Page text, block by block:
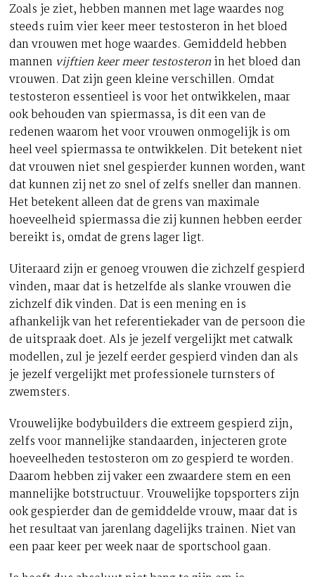
Zoals je ziet, hebben mannen met lage waardes nog
steeds ruim vier keer meer testosteron in het bloed
dan vrouwen met hoge waardes. Gemiddeld hebben
mannen vijftien keer meer testosteron in het bloed dan
vrouwen. Dat zijn geen kleine verschillen. Omdat
testosteron essentieel is voor het ontwikkelen, maar
ook behouden van spiermassa, is dit een van de
redenen waarom het voor vrouwen onmogelijk is om
heel veel spiermassa te ontwikkelen. Dit betekent niet
dat vrouwen niet snel gespierder kunnen worden, want
dat kunnen zij net zo snel of zelfs sneller dan mannen.
Het betekent alleen dat de grens van maximale
hoeveelheid spiermassa die zij kunnen hebben eerder
bereikt is, omdat de grens lager ligt.
Uiteraard zijn er genoeg vrouwen die zichzelf gespierd
vinden, maar dat is hetzelfde als slanke vrouwen die
zichzelf dik vinden. Dat is een mening en is
afhankelijk van het referentiekader van de persoon die
de uitspraak doet. Als je jezelf vergelijkt met catwalk
modellen, zul je jezelf eerder gespierd vinden dan als
je jezelf vergelijkt met professionele turnsters of
zwemsters.
Vrouwelijke bodybuilders die extreem gespierd zijn,
zelfs voor mannelijke standaarden, injecteren grote
hoeveelheden testosteron om zo gespierd te worden.
Daarom hebben zij vaker een zwaardere stem en een
mannelijke botstructuur. Vrouwelijke topsporters zijn
ook gespierder dan de gemiddelde vrouw, maar dat is
het resultaat van jarenlang dagelijks trainen. Niet van
een paar keer per week naar de sportschool gaan.